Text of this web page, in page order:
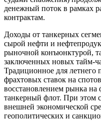
денежный поток в рамках
контрактам.
Доходы от танкерных
сырой нефти и
рыночной конъюнктурой,
заключенных новых тайм-
Традиционное для летнего
фрахтовых ставок на
восстановлением рынка
танкерный флот. При этом
внешней экономической
геополитических и